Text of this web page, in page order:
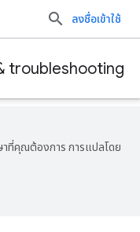
ลงชื่อเข้าใช้
troubleshooting
าที่คุณต้องการ การแปลโดย